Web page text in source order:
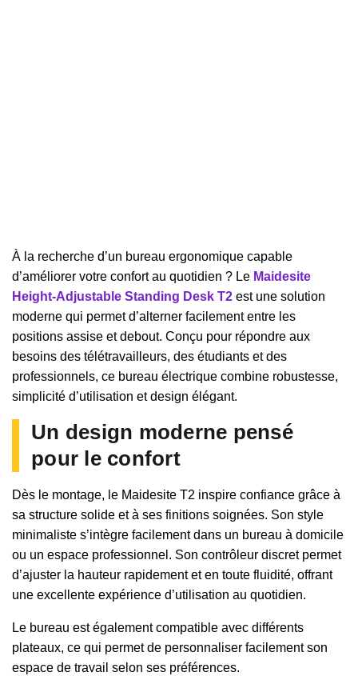
À la recherche d’un bureau ergonomique capable
d’améliorer votre confort au quotidien ? Le Maidesite
Height-Adjustable Standing Desk T2 est une solution
moderne qui permet d’alterner facilement entre les
positions assise et debout. Conçu pour répondre aux
besoins des télétravailleurs, des étudiants et des
professionnels, ce bureau électrique combine robustesse,
simplicité d’utilisation et design élégant.
Un design moderne pensé
pour le confort
Dès le montage, le Maidesite T2 inspire confiance grâce à
sa structure solide et à ses finitions soignées. Son style
minimaliste s’intègre facilement dans un bureau à domicile
ou un espace professionnel. Son contrôleur discret permet
d’ajuster la hauteur rapidement et en toute fluidité, offrant
une excellente expérience d’utilisation au quotidien.
Le bureau est également compatible avec différents
plateaux, ce qui permet de personnaliser facilement son
espace de travail selon ses préférences.